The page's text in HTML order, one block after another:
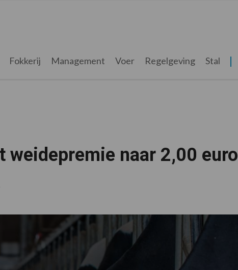
Fokkerij Management Voer Regelgeving Stal
weidepremie naar 2,00 euro